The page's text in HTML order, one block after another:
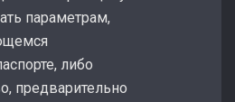
параметрам,
либо
предварительно